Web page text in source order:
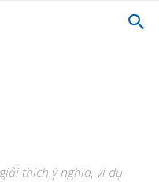
thích ý nghĩa, ví dụ